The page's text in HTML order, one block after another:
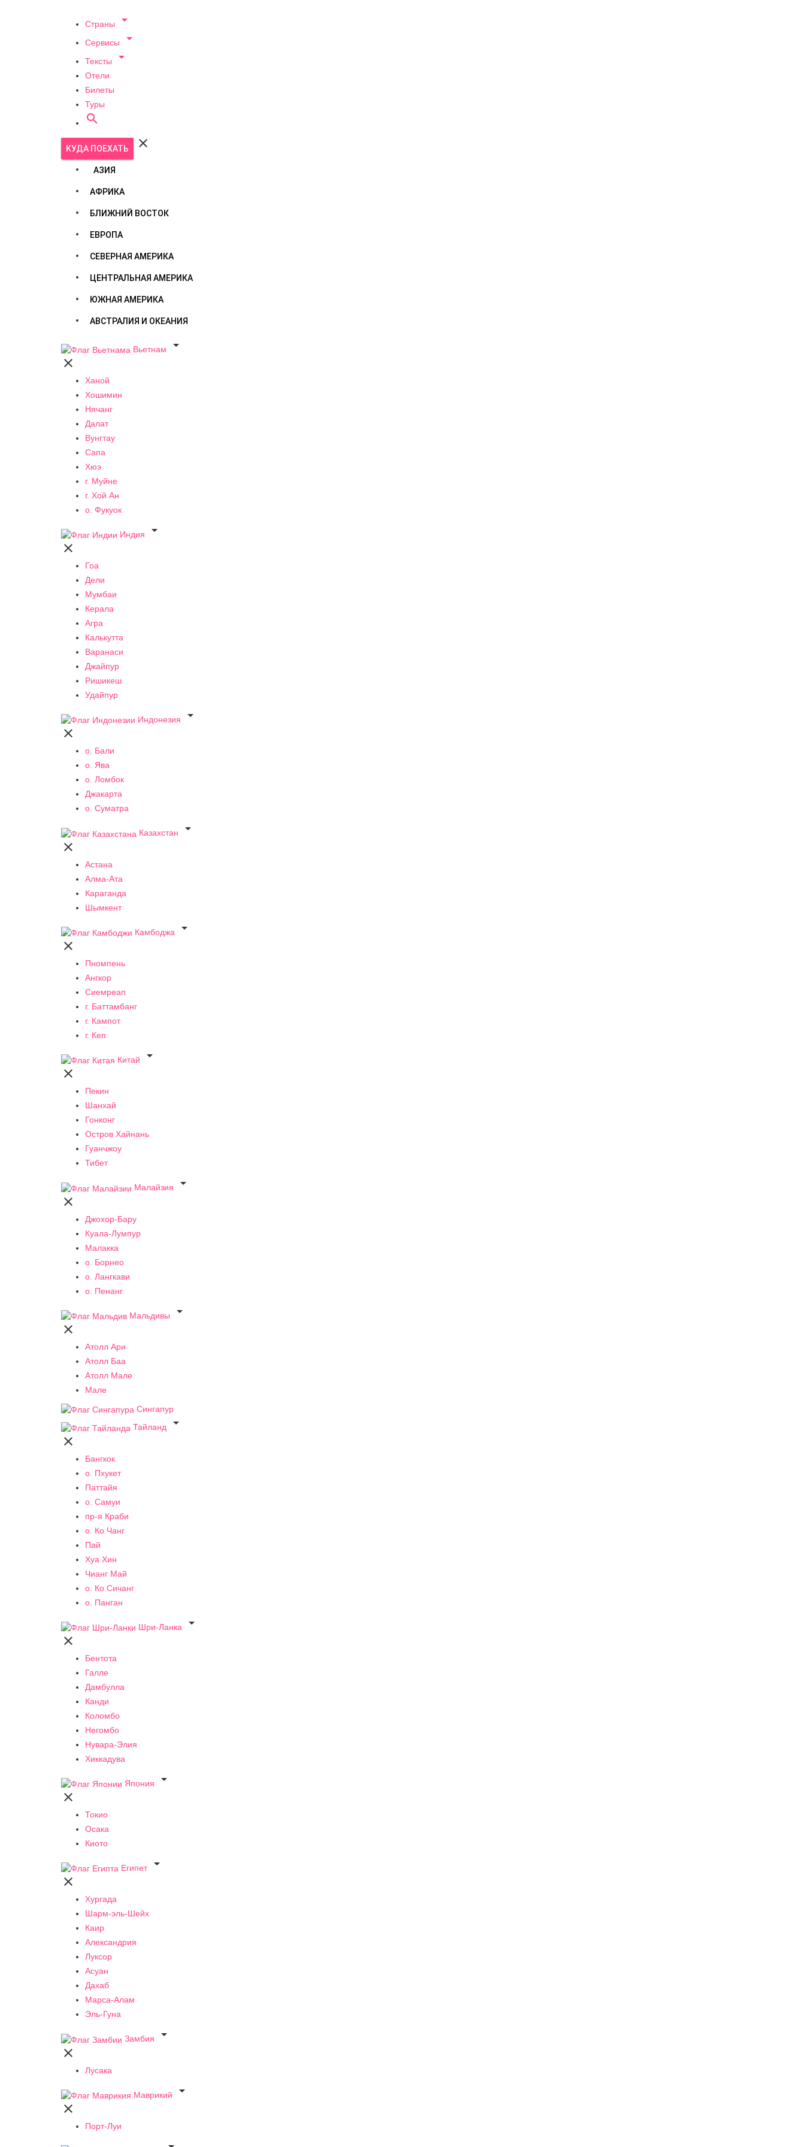
Страны 
Сервисы 
Тексты 
Отели
Билеты
Туры

КУДА ПОЕХАТЬ 
АЗИЯ
АФРИКА
БЛИЖНИЙ ВОСТОК
ЕВРОПА
СЕВЕРНАЯ АМЕРИКА
ЦЕНТРАЛЬНАЯ АМЕРИКА
ЮЖНАЯ АМЕРИКА
АВСТРАЛИЯ И ОКЕАНИЯ
Вьетнам


Ханой
Хошимин
Нячанг
Далат
Вунгтау
Сапа
Хюэ
г. Муйне
г. Хой Ан
о. Фукуок
Индия


Гоа
Дели
Мумбаи
Керала
Агра
Калькутта
Варанаси
Джайпур
Ришикеш
Удайпур
Индонезия


о. Бали
о. Ява
о. Ломбок
Джакарта
о. Суматра
Казахстан


Астана
Алма-Ата
Караганда
Шымкент
Камбоджа


Пномпень
Ангкор
Сиемреап
г. Баттамбанг
г. Кампот
г. Кеп
Китай


Пекин
Шанхай
Гонконг
Остров Хайнань
Гуанчжоу
Тибет
Малайзия


Джохор-Бару
Куала-Лумпур
Малакка
о. Борнео
о. Лангкави
о. Пенанг
Мальдивы


Атолл Ари
Атолл Баа
Атолл Мале
Мале
Сингапур
Тайланд


Бангкок
о. Пхукет
Паттайя
о. Самуи
пр-я Краби
о. Ко Чанг
Пай
Хуа Хин
Чианг Май
о. Ко Сичанг
о. Панган
Шри-Ланка


Бентота
Галле
Дамбулла
Канди
Коломбо
Негомбо
Нувара-Элия
Хиккадува
Япония


Токио
Осака
Киото
Египет


Хургада
Шарм-эль-Шейх
Каир
Александрия
Луксор
Асуан
Дахаб
Марса-Алам
Эль-Гуна
Замбия


Лусака
Маврикий


Порт-Луи